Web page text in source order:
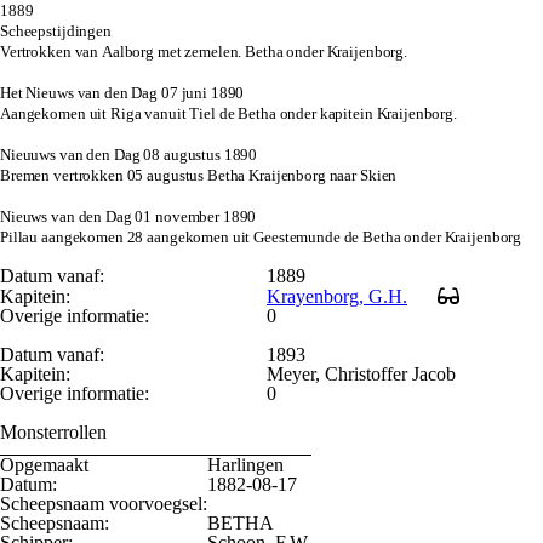
1889
Scheepstijdingen
Vertrokken van Aalborg met zemelen. Betha onder Kraijenborg.
Het Nieuws van den Dag 07 juni 1890
Aangekomen uit Riga vanuit Tiel de Betha onder kapitein Kraijenborg.
Nieuuws van den Dag 08 augustus 1890
Bremen vertrokken 05 augustus Betha Kraijenborg naar Skien
Nieuws van den Dag 01 november 1890
Pillau aangekomen 28 aangekomen uit Geestemunde de Betha onder Kraijenborg
Datum vanaf:
1889
Kapitein:
Krayenborg, G.H.
Overige informatie:
0
Datum vanaf:
1893
Kapitein:
Meyer, Christoffer Jacob
Overige informatie:
0
Monsterrollen
Opgemaakt
Harlingen
Datum:
1882-08-17
Scheepsnaam voorvoegsel:
Scheepsnaam:
BETHA